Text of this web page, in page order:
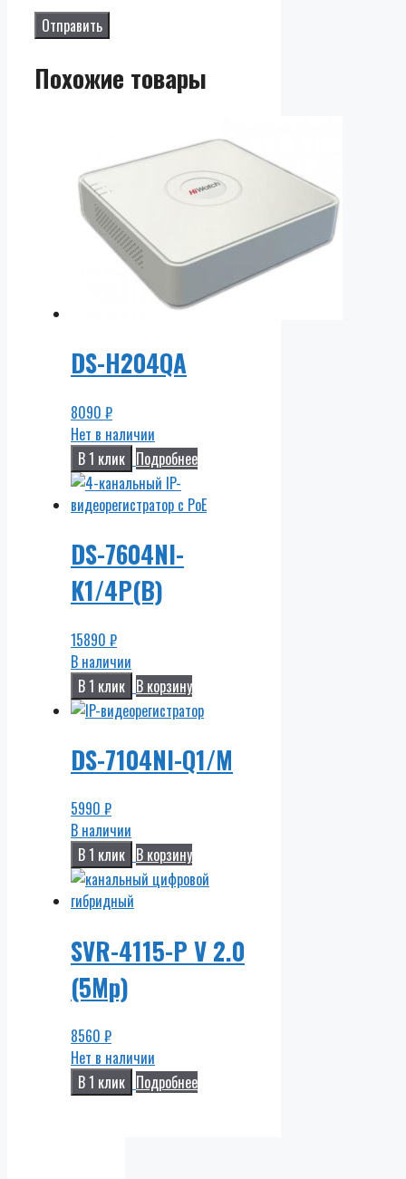
Похожие товары
DS-H204QA
8090 ₽
Нет в наличии
В 1 клик Подробнее
DS-7604NI-
K1/4P(B)
15890 ₽
В наличии
В 1 клик В корзину
DS-7104NI-Q1/M
5990 ₽
В наличии
В 1 клик В корзину
SVR-4115-P V 2.0
(5Mp)
8560 ₽
Нет в наличии
В 1 клик Подробнее